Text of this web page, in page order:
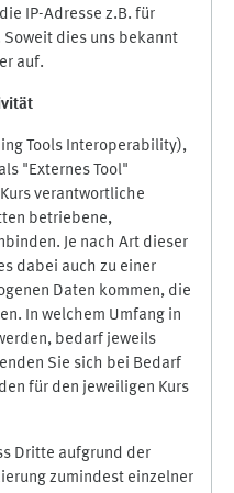
IP-Adresse z.B. für
dies uns bekannt
auf.
Tools Interoperability),
"Externes Tool"
verantwortliche
betriebene,
Je nach Art dieser
dabei auch zu einer
Daten kommen, die
In welchem Umfang in
bedarf jeweils
Sie sich bei Bedarf
für den jeweiligen Kurs
Dritte aufgrund der
zumindest einzelner